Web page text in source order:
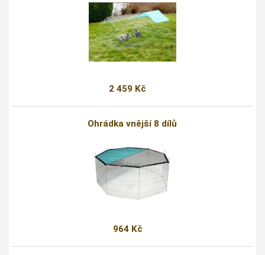
2 459 Kč
Ohrádka vnější 8 dílů
964 Kč